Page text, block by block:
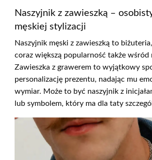
Naszyjnik z zawieszką –
męskiej stylizacji
Naszyjnik męski z zawieszką to
coraz większą popularność także wśród
Zawieszka z grawerem to wyjątkowy
personalizację prezentu, nadając mu
wymiar. Może to być naszyjnik z
lub symbolem, który ma dla taty